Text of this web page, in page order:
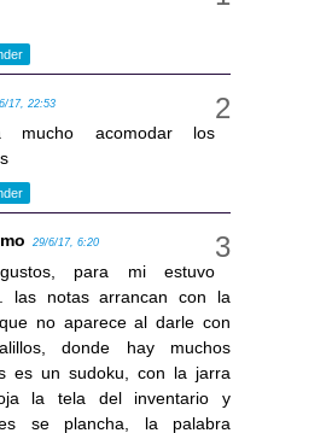
17, 22:53
mucho acomodar los
29/6/17, 6:20
para mi estuvo
las notas arrancan con la
no aparece al darle con
donde hay muchos
es un sudoku, con la jarra
la tela del inventario y
se plancha, la palabra